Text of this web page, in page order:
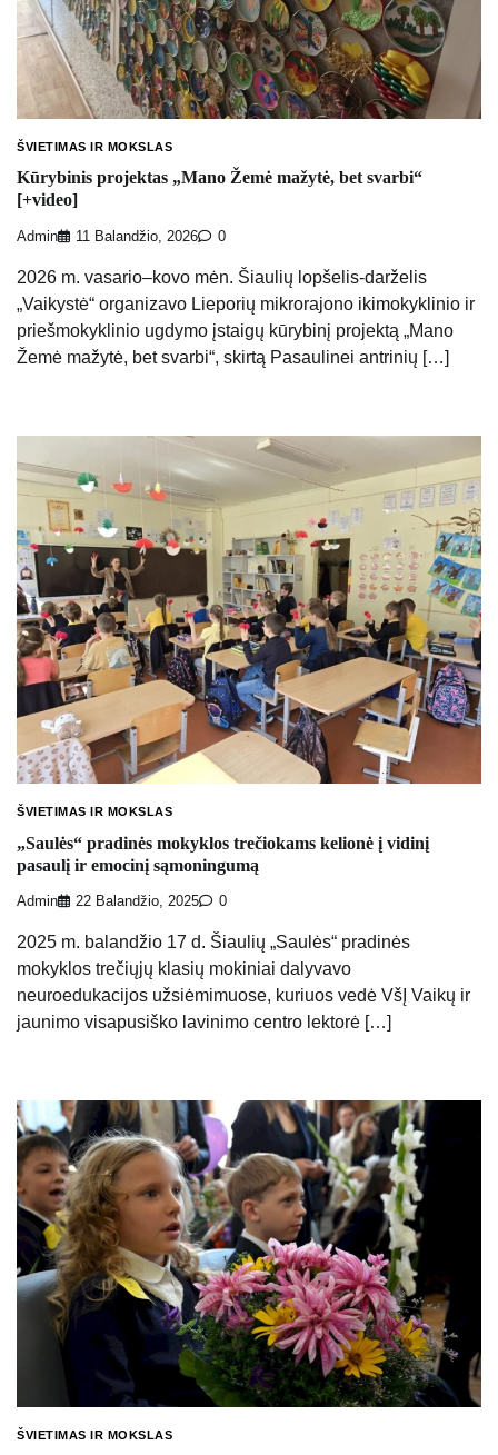
ŠVIETIMAS IR MOKSLAS
Kūrybinis projektas „Mano Žemė mažytė, bet svarbi“
[+video]
Admin 11 Balandžio, 2026 0
2026 m. vasario–kovo mėn. Šiaulių lopšelis-darželis
„Vaikystė“ organizavo Lieporių mikrorajono ikimokyklinio ir
priešmokyklinio ugdymo įstaigų kūrybinį projektą „Mano
Žemė mažytė, bet svarbi“, skirtą Pasaulinei antrinių […]
ŠVIETIMAS IR MOKSLAS
„Saulės“ pradinės mokyklos trečiokams kelionė į vidinį
pasaulį ir emocinį sąmoningumą
Admin 22 Balandžio, 2025 0
2025 m. balandžio 17 d. Šiaulių „Saulės“ pradinės
mokyklos trečiųjų klasių mokiniai dalyvavo
neuroedukacijos užsiėmimuose, kuriuos vedė VšĮ Vaikų ir
jaunimo visapusiško lavinimo centro lektorė […]
ŠVIETIMAS IR MOKSLAS